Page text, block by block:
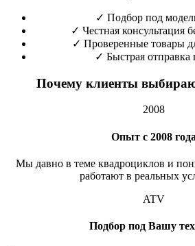
✓ Подбор под
✓ Честная консультация
✓ Проверенные товары
✓ Быстрая отправка
Почему клиенты
2008
Опыт с 2008 года
Мы давно в теме квадроциклов и
работают в реальных
ATV
Подбор под Вашу